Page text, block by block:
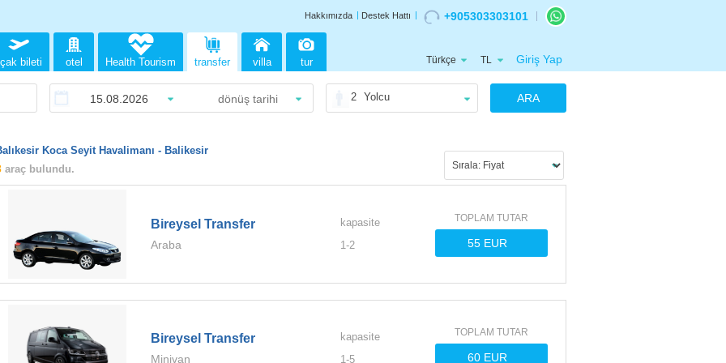
Hakkımızda Destek Hattı +905303303101
bileti otel transfer villa tur
Health Tourism Türkçe TL Giriş Yap
2 Yolcu ARA
Koca Seyit Havalimanı - Balikesir
araç bulundu.
Bireysel Transfer
Araba
kapasite
1-2
TOPLAM TUTAR
Bireysel Transfer
Minivan
kapasite
1-5
TOPLAM TUTAR